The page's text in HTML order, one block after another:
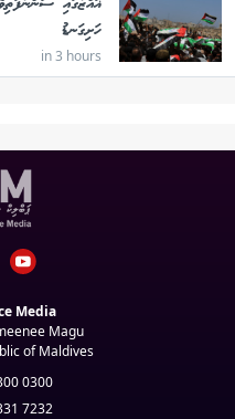
ހަށިގަނޑު
in 3 hours
Media
Magu
of Maldives
0300
7232